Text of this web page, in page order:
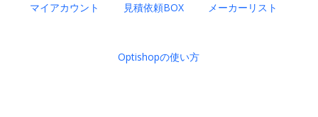
マイアカウント 見積依頼BOX メーカーリスト
Optishopの使い方